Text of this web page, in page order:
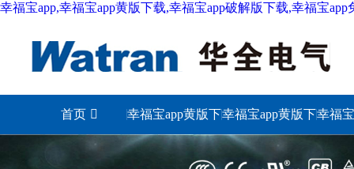
幸福宝app,幸福宝app黄版下载,幸福宝app破解版下载,幸福宝app
首页 幸福宝app黄版下幸福宝app黄版下
载照明
幸福